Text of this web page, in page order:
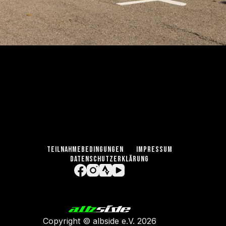
TEILNAHMEBEDINGUNGEN
IMPRESSUM
DATENSCHUTZERKLÄRUNG
Copyright © albside e.V. 2026